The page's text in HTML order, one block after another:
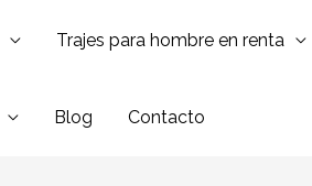
Trajes para hombre en renta
Blog Contacto